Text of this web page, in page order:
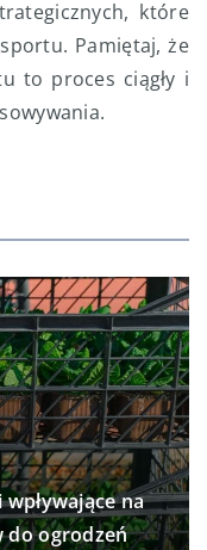
które
Pamiętaj, że
to proces ciągły i
na
do ogrodzeń